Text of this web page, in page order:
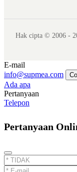
Hak cipta © 2006 -
E-mail
info@supmea.com
Ada apa
Pertanyaan
Telepon
Pertanyaan